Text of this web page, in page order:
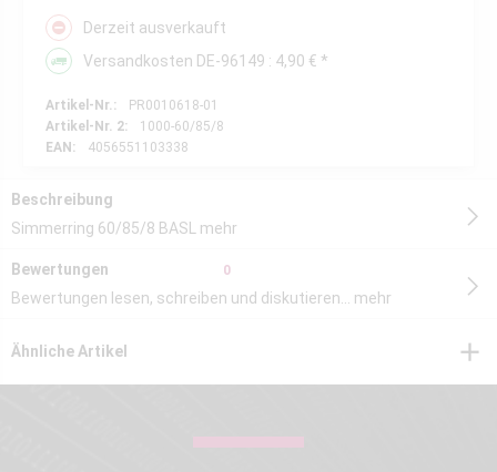
Derzeit ausverkauft
Versandkosten DE-96149 : 4,90 € *
Artikel-Nr.:
PR0010618-01
Artikel-Nr. 2:
1000-60/85/8
EAN:
4056551103338
Beschreibung
Simmerring 60/85/8 BASL mehr
Bewertungen 0
Bewertungen lesen, schreiben und diskutieren... mehr
Ähnliche Artikel